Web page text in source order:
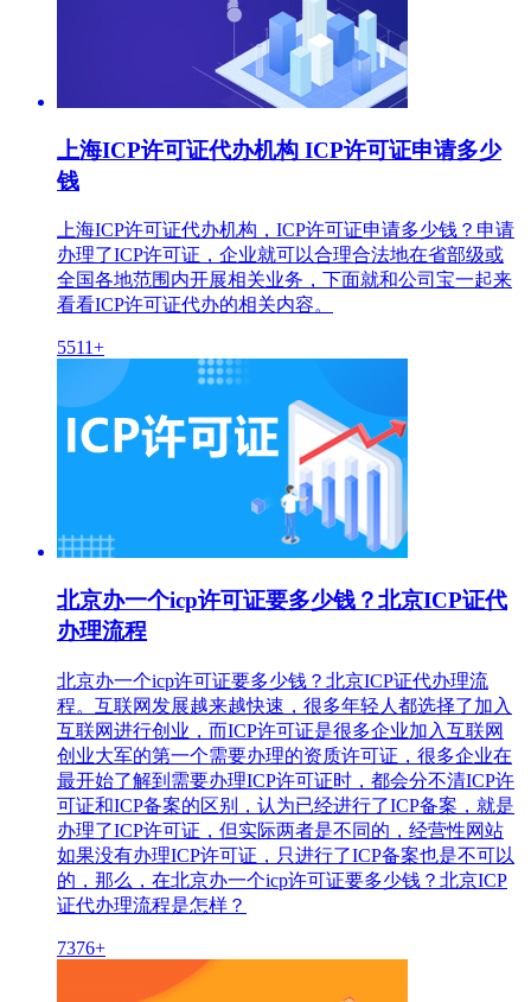
上海ICP许可证代办机构 ICP许可证申请多少
钱
上海ICP许可证代办机构，ICP许可证申请多少钱？申请
办理了ICP许可证，企业就可以合理合法地在省部级或
全国各地范围内开展相关业务，下面就和公司宝一起来
看看ICP许可证代办的相关内容。
5511+
北京办一个icp许可证要多少钱？北京ICP证代
办理流程
北京办一个icp许可证要多少钱？北京ICP证代办理流
程。互联网发展越来越快速，很多年轻人都选择了加入
互联网进行创业，而ICP许可证是很多企业加入互联网
创业大军的第一个需要办理的资质许可证，很多企业在
最开始了解到需要办理ICP许可证时，都会分不清ICP许
可证和ICP备案的区别，认为已经进行了ICP备案，就是
办理了ICP许可证，但实际两者是不同的，经营性网站
如果没有办理ICP许可证，只进行了ICP备案也是不可以
的，那么，在北京办一个icp许可证要多少钱？北京ICP
证代办理流程是怎样？
7376+